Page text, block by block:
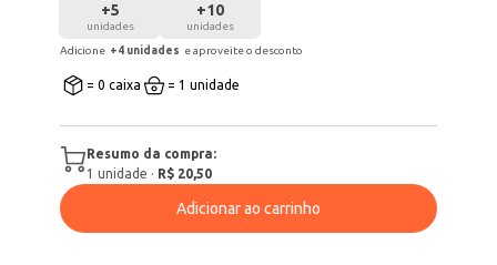
+5
unidades
+10
unidades
Adicione +4 unidades e aproveite o desconto
= 0 caixa = 1 unidade
Resumo da compra:
1 unidade · R$ 20,50
Adicionar ao carrinho